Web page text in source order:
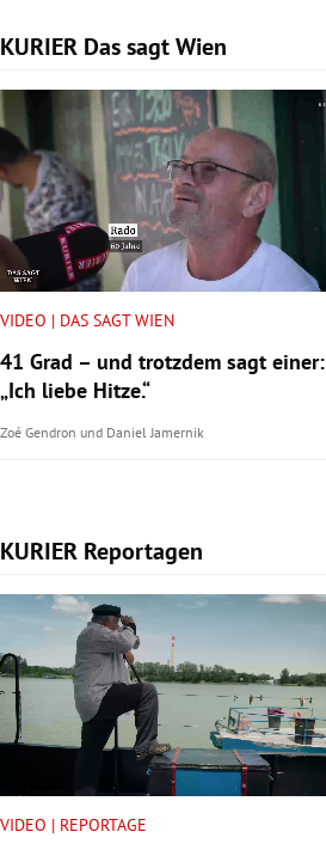
KURIER Das sagt Wien
Slide 1 von 14
VIDEO | DAS SAGT WIEN
41 Grad – und trotzdem sagt einer:
„Ich liebe Hitze.“
Zoé Gendron und Daniel Jamernik
KURIER Reportagen
Slide 1 von 14
VIDEO | REPORTAGE